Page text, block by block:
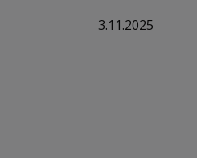
3.11.2025